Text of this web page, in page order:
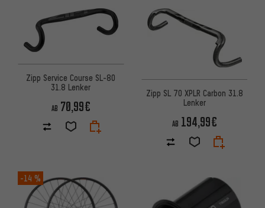
Zipp Service Course SL-80
31.8 Lenker
AB 70,99€
Zipp SL 70 XPLR Carbon 31.8
Lenker
AB 194,99€
-14 %